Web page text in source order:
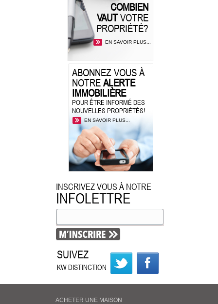
COMBIEN
VAUT VOTRE
PROPRIÉTÉ?
EN SAVOIR PLUS...
ABONNEZ VOUS À
NOTREALERTE
IMMOBILIÈRE
POUR ÊTRE INFORMÉ DES
NOUVELLES PROPRIÉTÉS!
EN SAVOIR PLUS...
INSCRIVEZ VOUS À NOTRE
INFOLETTRE
SUIVEZ
KW DISTINCTION
ACHETER UNE MAISON